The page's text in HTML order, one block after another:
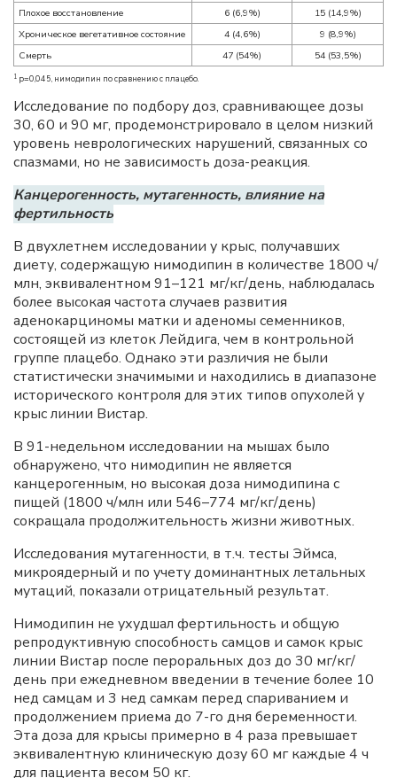
Плохое восстановление
6 (6,9%)
15 (14,9%)
Хроническое вегетативное состояние
4 (4,6%)
9 (8,9%)
Смерть
47 (54%) 54 (53,5%)
1 p=0,045, нимодипин по сравнению с плацебо.
Исследование по подбору доз, сравнивающее дозы
30, 60 и 90 мг, продемонстрировало в целом низкий
уровень неврологических нарушений, связанных со
спазмами, но не зависимость доза-реакция.
Канцерогенность, мутагенность, влияние на
фертильность
В двухлетнем исследовании у крыс, получавших
диету, содержащую нимодипин в количестве 1800 ч/
млн, эквивалентном 91–121 мг/кг/день, наблюдалась
более высокая частота случаев развития
аденокарциномы матки и аденомы семенников,
состоящей из клеток Лейдига, чем в контрольной
группе плацебо. Однако эти различия не были
статистически значимыми и находились в диапазоне
исторического контроля для этих типов опухолей у
крыс линии Вистар.
В 91-недельном исследовании на мышах было
обнаружено, что нимодипин не является
канцерогенным, но высокая доза нимодипина с
пищей (1800 ч/млн или 546–774 мг/кг/день)
сокращала продолжительность жизни животных.
Исследования мутагенности, в т.ч. тесты Эймса,
микроядерный и по учету доминантных летальных
мутаций, показали отрицательный результат.
Нимодипин не ухудшал фертильность и общую
репродуктивную способность самцов и самок крыс
линии Вистар после пероральных доз до 30 мг/кг/
день при ежедневном введении в течение более 10
нед самцам и 3 нед самкам перед спариванием и
продолжением приема до 7-го дня беременности.
Эта доза для крысы примерно в 4 раза превышает
эквивалентную клиническую дозу 60 мг каждые 4 ч
для пациента весом 50 кг.